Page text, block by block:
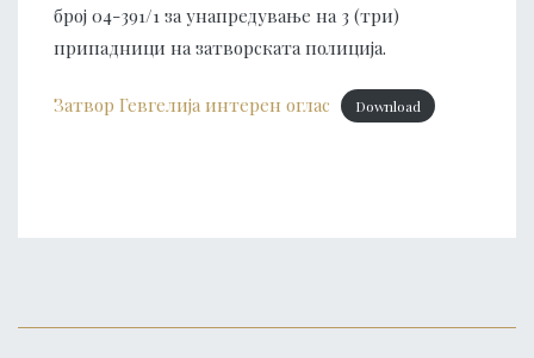
број 04-391/1 за унапредување на 3 (три)
припадници на затворската полиција.
Затвор Гевгелија интерен оглас Download